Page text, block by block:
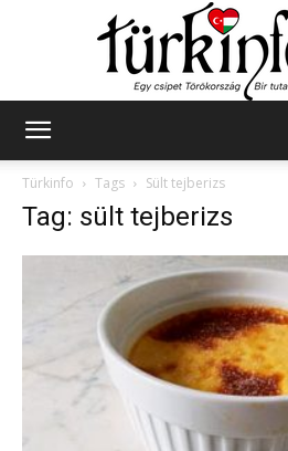
Türkinfo
Tags Sült tejberizs
Tag: sült tejberizs